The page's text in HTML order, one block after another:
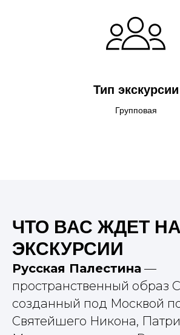
Тип экскурсии
Групповая
ЧТО ВАС ЖДЕТ НА
ЭКСКУРСИИ
Русская Палестина —
пространственный образ
созданный под Москвой
Святейшего Никона,